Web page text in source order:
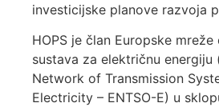
investicijske planove razvoja
HOPS je član Europske
sustava za električnu energiju
Network of Transmission
Electricity – ENTSO-E) u